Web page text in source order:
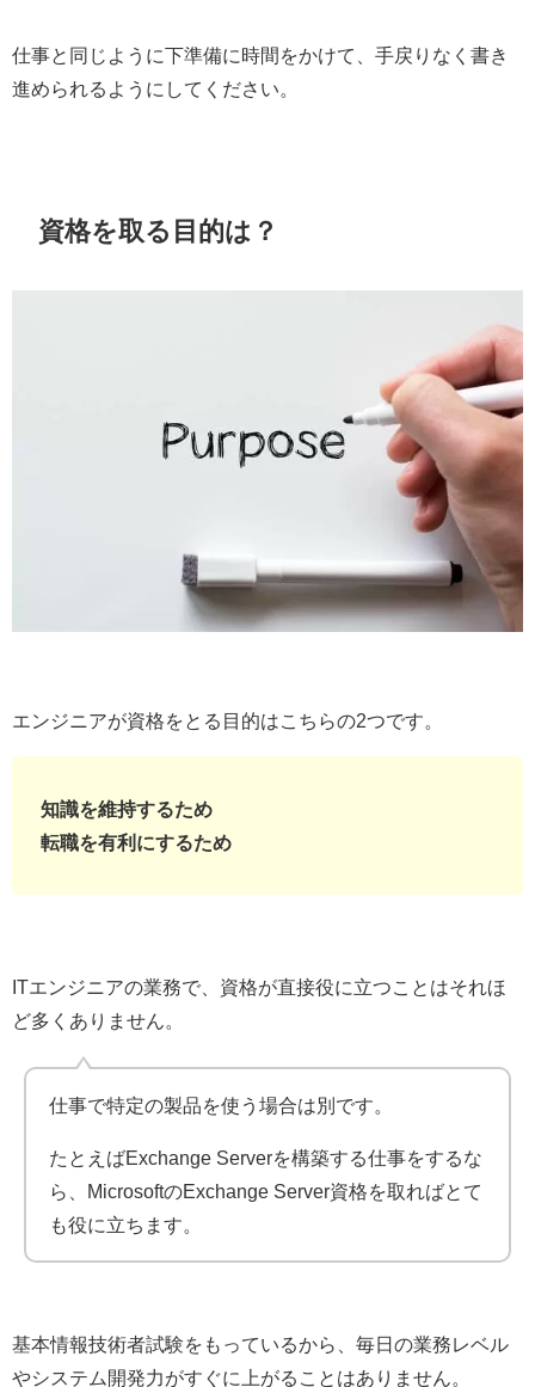
仕事と同じように下準備に時間をかけて、手戻りなく書き
進められるようにしてください。
資格を取る目的は？
エンジニアが資格をとる目的はこちらの2つです。
知識を維持するため
転職を有利にするため
ITエンジニアの業務で、資格が直接役に立つことはそれほ
ど多くありません。
仕事で特定の製品を使う場合は別です。
たとえばExchange Serverを構築する仕事をするな
ら、MicrosoftのExchange Server資格を取ればとて
も役に立ちます。
基本情報技術者試験をもっているから、毎日の業務レベル
やシステム開発力がすぐに上がることはありません。